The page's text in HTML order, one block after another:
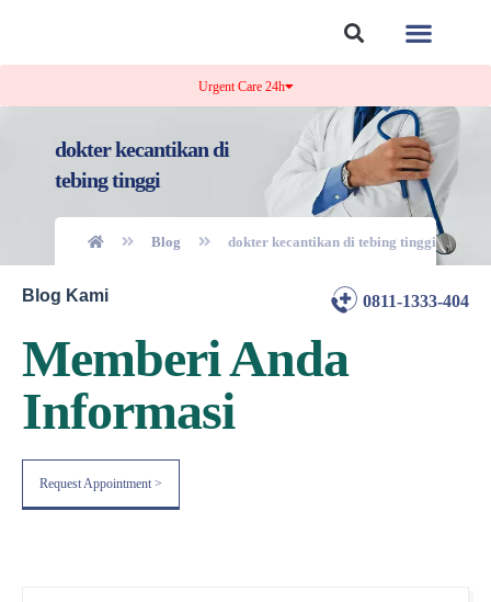
Urgent Care 24h
dokter kecantikan di
tebing tinggi
Blog dokter kecantikan di tebing tinggi
Blog Kami 0811-1333-404
Memberi Anda
Informasi
Request Appointment >